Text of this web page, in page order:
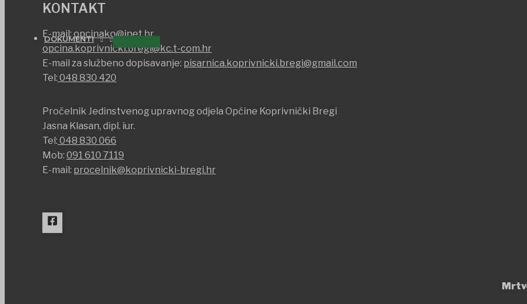
DOKUMENTI
KONTAKT
E-mail: opcinako@inet.hr
opcina.koprivnicki.bregi@kc.t-com.hr
E-mail za službeno dopisavanje: pisarnica.koprivnicki.bregi@gmail.com
Tel: 048 830 420
Pročelnik Jedinstvenog upravnog odjela Općine Koprivnički Bregi
Jasna Klasan, dipl. iur.
Tel: 048 830 066
Mob: 091 610 7119
E-mail: procelnik@koprivnicki-bregi.hr